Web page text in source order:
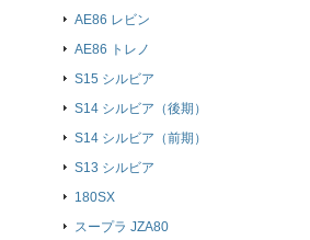
AE86 レビン
AE86 トレノ
S15 シルビア
S14 シルビア（後期）
S14 シルビア（前期）
S13 シルビア
180SX
スープラ JZA80